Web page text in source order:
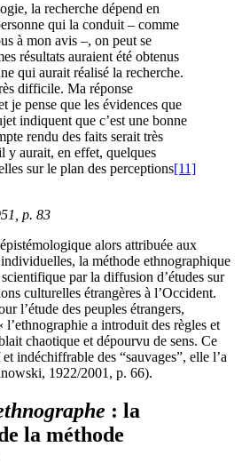
la recherche dépend en
qui la conduit – comme
à mon avis –, on peut se
résultats auraient été obtenus
qui aurait réalisé la recherche.
difficile. Ma réponse
je pense que les évidences que
indiquent que c’est une bonne
rendu des faits serait très
y aurait, en effet, quelques
sur le plan des perceptions[11]
p. 83
alors attribuée aux
la méthode ethnographique
par la diffusion d’études sur
culturelles étrangères à l’Occident.
l’étude des peuples étrangers,
l’ethnographie a introduit des règles et
chaotique et dépourvu de sens. Ce
indéchiffrable des “sauvages”, elle l’a
1922/2001, p. 66).
: la
la méthode